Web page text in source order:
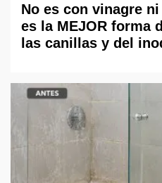
No es con vinagre
es la MEJOR forma
las canillas y del